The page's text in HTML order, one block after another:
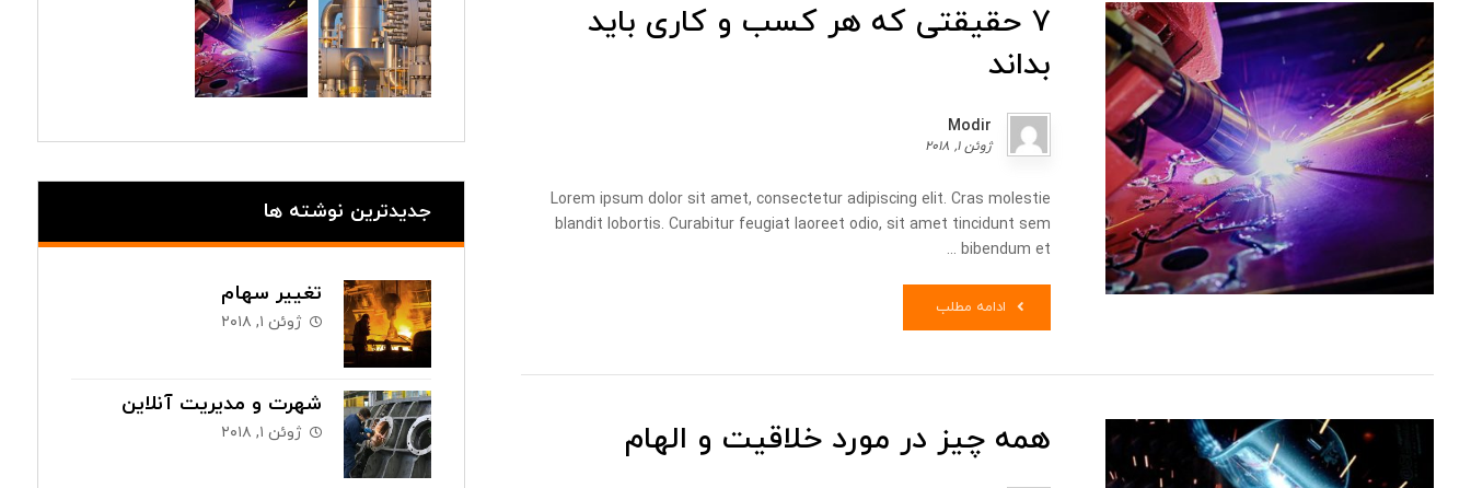
٧ حقیقتی که هر کسب و کاری باید
بداند
Modir
ژوئن ۱, ۲۰۱۸
Lorem ipsum dolor sit amet, consectetur adipiscing elit. Cras molestie
blandit lobortis. Curabitur feugiat laoreet odio, sit amet tincidunt sem
bibendum et ...
ادامه مطلب
همه چیز در مورد خلاقیت و الهام
جدیدترین نوشته ها
تغییر سهام
ژوئن ۱, ۲۰۱۸
شهرت و مدیریت آنلاین
ژوئن ۱, ۲۰۱۸